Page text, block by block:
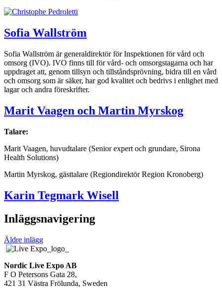
Sofia Wallström
Sofia Wallström är generaldirektör för Inspektionen för vård och
omsorg (IVO). IVO finns till för vård- och omsorgstagarna och har
uppdraget att, genom tillsyn och tillståndsprövning, bidra till en vård
och omsorg som är säker, har god kvalitet och bedrivs i enlighet med
lagar och andra föreskrifter.
Marit Vaagen och Martin Myrskog
Talare:
Marit Vaagen, huvudtalare (Senior expert och grundare, Sirona
Health Solutions)
Martin Myrskog, gästtalare (Regiondirektör Region Kronoberg)
Karin Tegmark Wisell
Inläggsnavigering
Äldre inlägg
Nordic Live Expo AB
F O Petersons Gata 28,
421 31 Västra Frölunda, Sweden